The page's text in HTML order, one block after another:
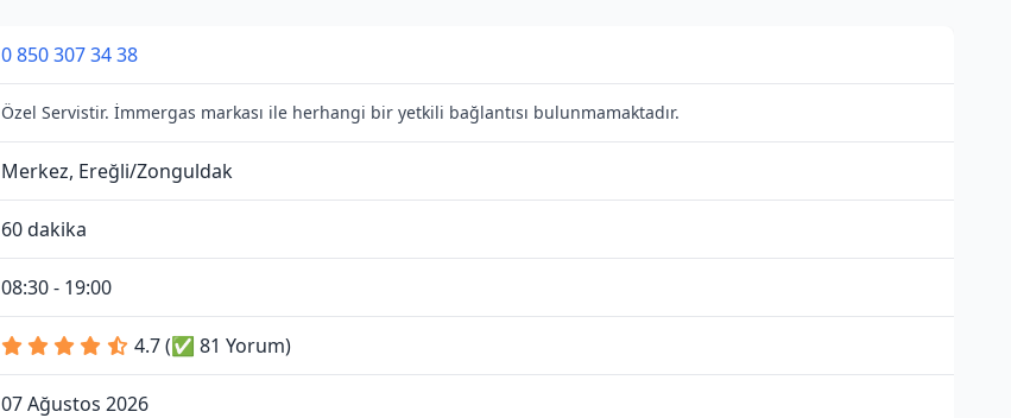
0 850 307 34 38
Özel Servistir. İmmergas markası ile herhangi bir yetkili bağlantısı bulunmamaktadır.
Merkez, Ereğli/Zonguldak
60 dakika
08:30 - 19:00
4.7 (✅ 81 Yorum)
07 Ağustos 2026